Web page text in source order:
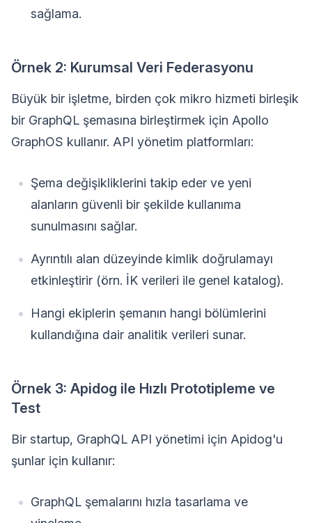
sağlama.
Örnek 2: Kurumsal Veri Federasyonu
Büyük bir işletme, birden çok mikro hizmeti birleşik
bir GraphQL şemasına birleştirmek için Apollo
GraphOS kullanır. API yönetim platformları:
Şema değişikliklerini takip eder ve yeni
alanların güvenli bir şekilde kullanıma
sunulmasını sağlar.
Ayrıntılı alan düzeyinde kimlik doğrulamayı
etkinleştirir (örn. İK verileri ile genel katalog).
Hangi ekiplerin şemanın hangi bölümlerini
kullandığına dair analitik verileri sunar.
Örnek 3: Apidog ile Hızlı Prototipleme ve
Test
Bir startup, GraphQL API yönetimi için Apidog'u
şunlar için kullanır:
GraphQL şemalarını hızla tasarlama ve